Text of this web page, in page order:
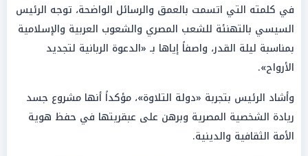
في كلمته التي اتسمت بالعمق والرسائل الواضحة، توجه الرئيس
السيسي بالتهنئة للشعب المصري والشعوب العربية والإسلامية
بمناسبة ليلة القدر، واصفاً إياها بـ «الدعوة الربانية لتجديد
الأرواح».
وأشاد الرئيس بتجربة «دولة التلاوة»، مؤكداً أنها مشروع جسد
ريادة الشخصية المصرية وبرهن على عبقريتها في حفظ هوية
الأمة الثقافية والدينية.